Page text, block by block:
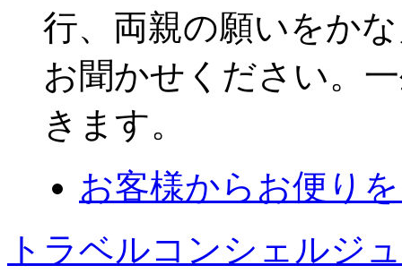
行、両親の願いを
お聞かせください。
きます。
お客様からお便り
トラベルコンシェルジ